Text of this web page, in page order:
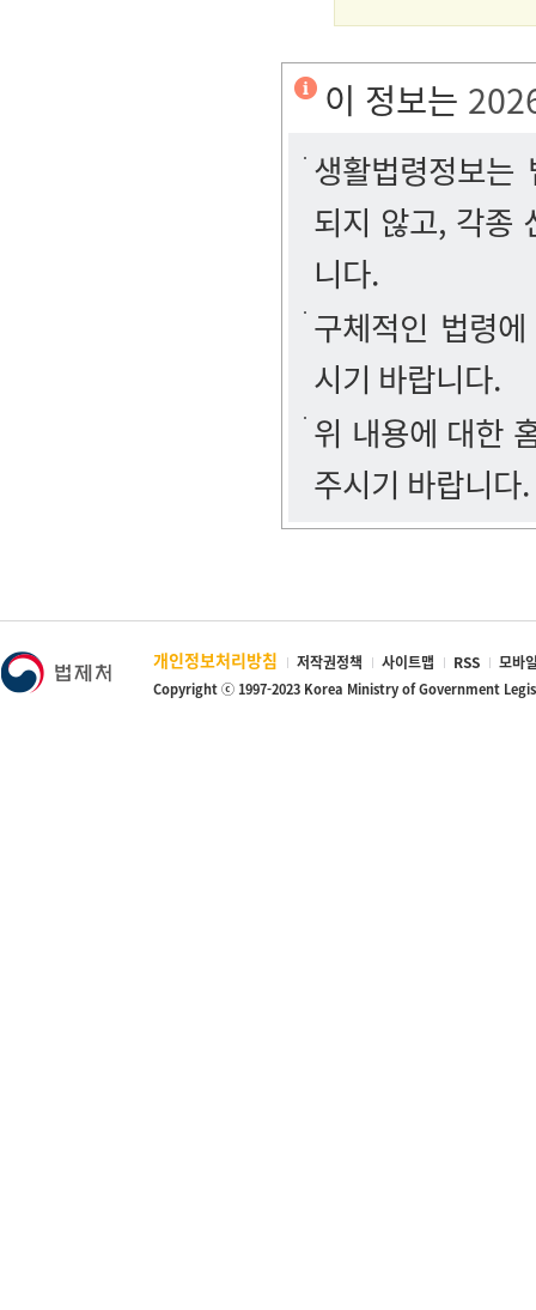
이 정보는
생활법령정보
되지 않고, 각종
니다.
구체적인 법령
시기 바랍니다.
위 내용에 대한
주시기 바랍니다.
개인정보처리방침 저작권정책 사이트맵 RSS 모바
Copyright ⓒ 1997-2023 Korea Ministry of Government